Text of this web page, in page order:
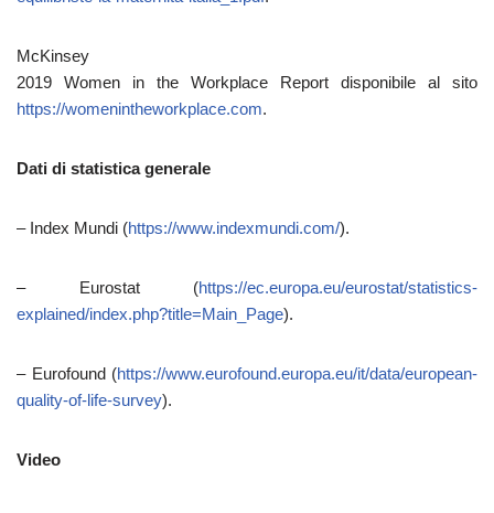
McKinsey
2019 Women in the Workplace Report disponibile al sito
https://womenintheworkplace.com.
Dati di statistica generale
– Index Mundi (https://www.indexmundi.com/).
– Eurostat (https://ec.europa.eu/eurostat/statistics-
explained/index.php?title=Main_Page).
– Eurofound (https://www.eurofound.europa.eu/it/data/european-
quality-of-life-survey).
Video